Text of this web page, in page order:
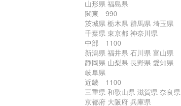
山形県 福島県
関東 990
茨城県 栃木県 群馬県 埼玉県
千葉県 東京都 神奈川県
中部 1100
新潟県 福井県 石川県 富山県
静岡県 山梨県 長野県 愛知県
岐阜県
近畿 1100
三重県 和歌山県 滋賀県 奈良県
京都府 大阪府 兵庫県